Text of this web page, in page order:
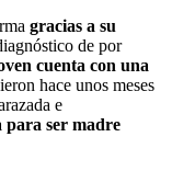
gracias a su
de por
cuenta con una
hace unos meses
e
para ser madre